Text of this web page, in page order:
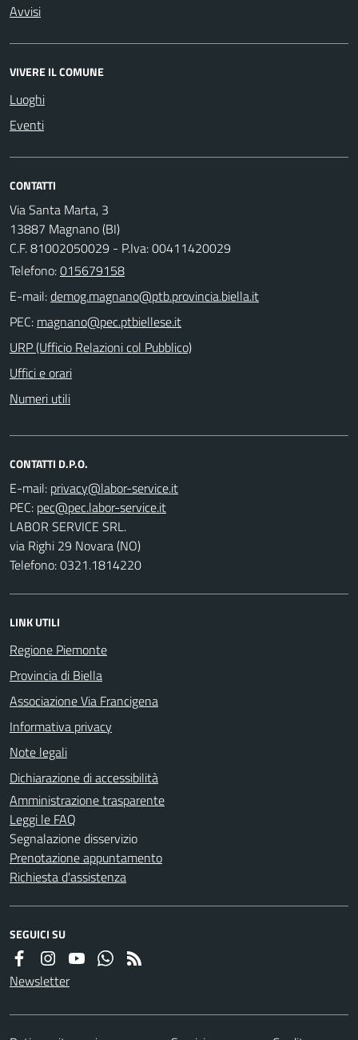
Avvisi
VIVERE IL COMUNE
Luoghi
Eventi
CONTATTI
Via Santa Marta, 3
13887 Magnano (BI)
C.F. 81002050029 - P.Iva: 00411420029
Telefono:015679158
E-mail:
PEC:
URP (Ufficio Relazioni col Pubblico)
Uffici e orari
Numeri utili
CONTATTI D.P.O.
E-mail:
PEC:
LABOR SERVICE SRL.
via Righi 29 Novara (NO)
Telefono: 0321.1814220
LINK UTILI
Regione Piemonte
Provincia di Biella
Associazione Via Francigena
Informativa privacy
Note legali
Dichiarazione di accessibilità
Amministrazione trasparente
Leggi le FAQ
Segnalazione disservizio
Prenotazione appuntamento
Richiesta d'assistenza
SEGUICI SU
Newsletter